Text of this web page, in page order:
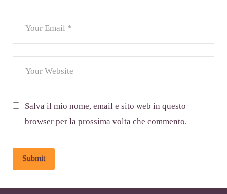
Salva il mio nome, email e sito web in questo
browser per la prossima volta che commento.